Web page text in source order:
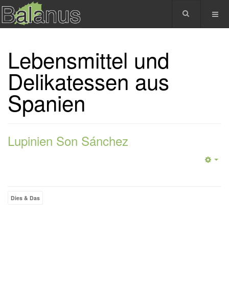
Lebensmittel und
Delikatessen aus
Spanien
Lupinien Son Sánchez
Dies & Das